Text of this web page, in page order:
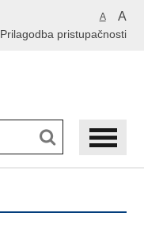
A A
Prilagodba pristupačnosti